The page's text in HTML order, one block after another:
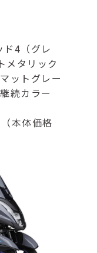
4（グレ
タリック
ットグレー
続カラー
本体価格